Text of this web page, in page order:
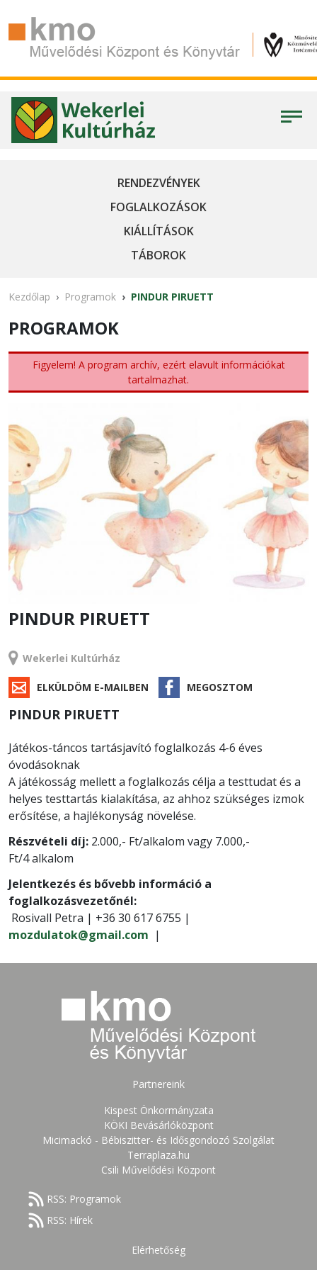
RENDEZVÉNYEK
FOGLALKOZÁSOK
KIÁLLÍTÁSOK
TÁBOROK
Kezdőlap Programok PINDUR PIRUETT
PROGRAMOK
Figyelem! A program archív, ezért elavult információkat
tartalmazhat.
PINDUR PIRUETT
Wekerlei Kultúrház
ELKÜLDÖM E-MAILBEN MEGOSZTOM
PINDUR PIRUETT
Játékos-táncos tartásjavító foglalkozás 4-6 éves
óvodásoknak
A játékosság mellett a foglalkozás célja a testtudat és a
helyes testtartás kialakítása, az ahhoz szükséges izmok
erősítése, a hajlékonyság növelése.
Részvételi díj: 2.000,- Ft/alkalom vagy 7.000,-
Ft/4 alkalom
Jelentkezés és bővebb információ a
foglalkozásvezetőnél:
Rosivall Petra | +36 30 617 6755 |
mozdulatok@gmail.com |
Partnereink
Kispest Önkormányzata
KÖKI Bevásárlóközpont
Micimackó - Bébiszitter- és Idősgondozó Szolgálat
Terraplaza.hu
Csili Művelődési Központ
RSS: Programok
RSS: Hírek
Elérhetőség